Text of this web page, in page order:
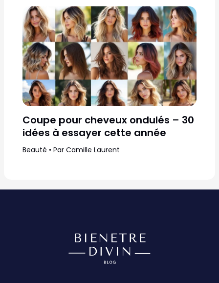
Coupe pour cheveux ondulés – 30
idées à essayer cette année
Beauté • Par Camille Laurent